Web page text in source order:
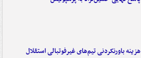
هزینه باورنکردنی تیم‌های غیرفوتبالی استقلال